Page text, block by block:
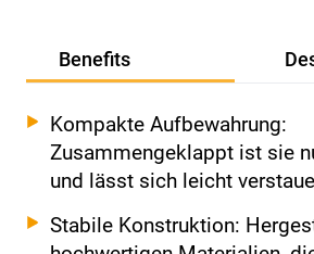
Benefits
Kompakte Aufbewahrung:
Zusammengeklappt ist sie
und lässt sich leicht
Stabile Konstruktion: